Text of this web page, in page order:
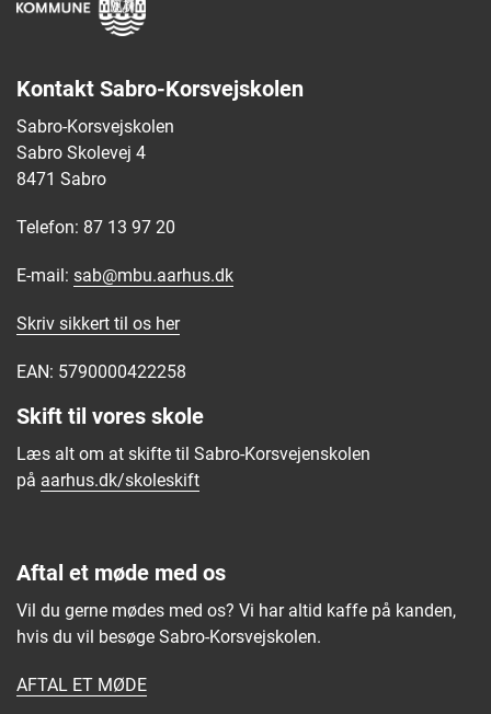
Kontakt Sabro-Korsvejskolen
Sabro-Korsvejskolen
Sabro Skolevej 4
8471 Sabro
Telefon: 87 13 97 20
E-mail: sab@mbu.aarhus.dk
Skriv sikkert til os her
EAN: 5790000422258
Skift til vores skole
Læs alt om at skifte til Sabro-Korsvejenskolen
på aarhus.dk/skoleskift
Aftal et møde med os
Vil du gerne mødes med os? Vi har altid kaffe på kanden,
hvis du vil besøge Sabro-Korsvejskolen.
AFTAL ET MØDE